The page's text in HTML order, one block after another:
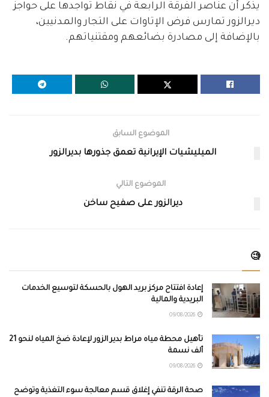
يذكر أن عناصر الفرقة الرابعة في نقاط تواجدها على حواجز
ديرالزور تمارس فرض الإتاوات على التجار والمدنيين،
بالإضافة إلى مصادرة بضائعهم ومقتنياتهم.
الموضوع السابق
الميليشيات الإيرانية تعمق جذورها بديرالزور
الموضوع التالي
ديرالزور على صفيح ساخن
🧐
إعادة افتتاح مركز بريد الهول بالحسكة لتوسيع الخدمات
البريدية والمالية
تأهيل محطة مياه مراط بدير الزور لإعادة ضخ المياه لنحو 21
ألف نسمة
صحة الرقة تنفي إغلاق قسم معالجة سوء التغذية وتوضح